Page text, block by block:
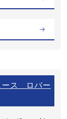
ース ロバー